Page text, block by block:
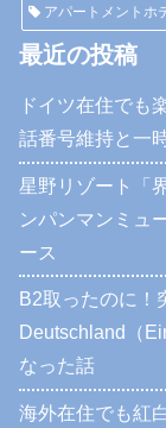
アパートメントホ
最近の投稿
ドイツ在住でも
話番号維持と一
星野リゾート「
ンパンマンミュ
ース
B2取ったのに！
Deutschland（
なった話
海外在住でも紅